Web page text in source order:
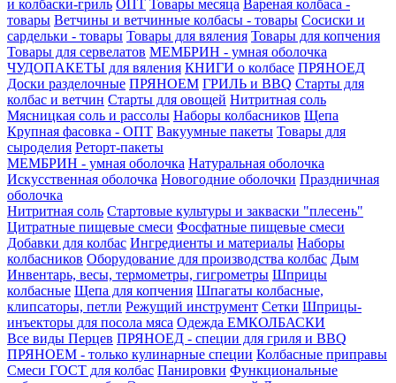
и колбаски-гриль ОПТ Товары месяца Вареная колбаса -
товары Ветчины и ветчинные колбасы - товары Сосиски и
сардельки - товары Товары для вяления Товары для копчения
Товары для сервелатов МЕМБРИН - умная оболочка
ЧУДОПАКЕТЫ для вяления КНИГИ о колбасе ПРЯНОЕД
Доски разделочные ПРЯНОЕМ ГРИЛЬ и BBQ Старты для
колбас и ветчин Старты для овощей Нитритная соль
Мясницкая соль и рассолы Наборы колбасников Щепа
Крупная фасовка - ОПТ Вакуумные пакеты Товары для
сыроделия Реторт-пакеты
МЕМБРИН - умная оболочка Натуральная оболочка
Искусственная оболочка Новогодние оболочки Праздничная
оболочка
Нитритная соль Стартовые культуры и закваски "плесень"
Цитратные пищевые смеси Фосфатные пищевые смеси
Добавки для колбас Ингредиенты и материалы Наборы
колбасников Оборудование для производства колбас Дым
Инвентарь, весы, термометры, гигрометры Шприцы
колбасные Щепа для копчения Шпагаты колбасные,
клипсаторы, петли Режущий инструмент Сетки Шприцы-
инъекторы для посола мяса Одежда ЕМКОЛБАСКИ
Все виды Перцев ПРЯНОЕД - специи для гриля и BBQ
ПРЯНОЕМ - только кулинарные специи Колбасные приправы
Смеси ГОСТ для колбас Панировки Функциональные